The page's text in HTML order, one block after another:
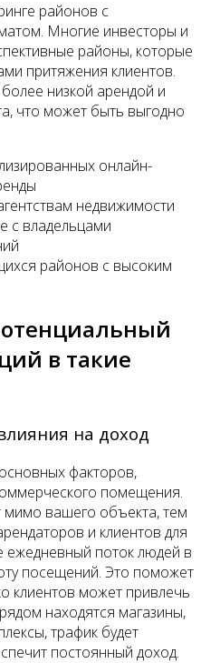
районов с
Многие инвесторы и
районы, которые
притяжения клиентов.
низкой арендой и
что может быть выгодно
онлайн-
недвижимости
с владельцами
районов с высоким
в такие
на доход
факторов,
помещения.
вашего объекта, тем
и клиентов для
ежедневный поток людей в
посещений. Это поможет
клиентов может привлечь
находятся магазины,
трафик будет
постоянный доход.